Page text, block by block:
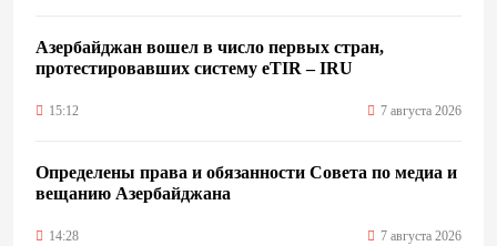
Азербайджан вошел в число первых стран,
протестировавших систему eTIR – IRU
15:12 7 августа 2026
Определены права и обязанности Совета по медиа и
вещанию Азербайджана
14:28 7 августа 2026